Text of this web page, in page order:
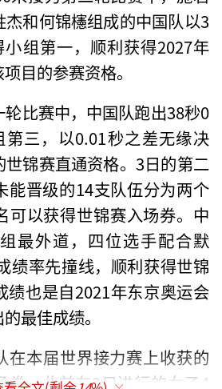
和何锦櫶组成的中国队以3
组第一，顺利获得2027年
目的参赛资格。
轮比赛中，中国队跑出38秒0
三，以0.01秒之差无缘决
锦赛直通资格。3日的第二
能晋级的14支队伍分为两个
可以获得世锦赛入场券。中
最外道，四位选手配合默
绩率先撞线，顺利获得世锦
绩也是自2021年东京奥运会
最佳成绩。
在本届世界接力赛上收获的
券。此前在2日进行的女子4